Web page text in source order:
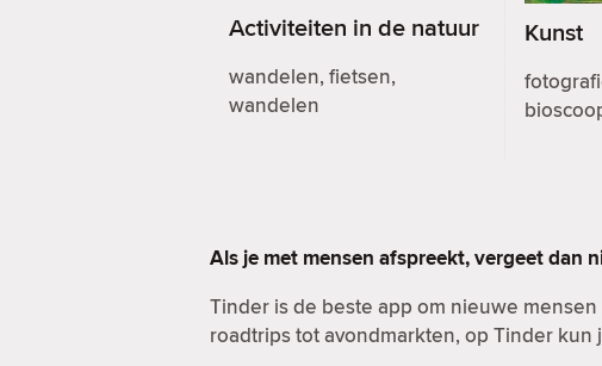
Activiteiten in de natuur
wandelen, fietsen,
wandelen
Kunst
Als je met mensen afspreekt, vergeet dan
Tinder is de beste app om nieuwe
roadtrips tot avondmarkten, op Tinder